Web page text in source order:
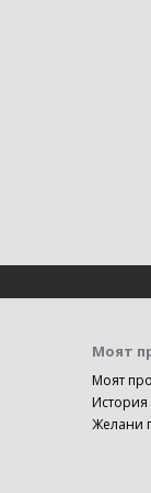
Моят
Моят
Желани